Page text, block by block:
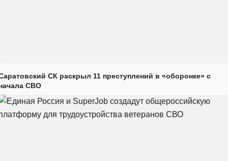
СК раскрыл 11 преступлений в «оборонке» с
СВО